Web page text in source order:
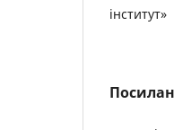
інститут»